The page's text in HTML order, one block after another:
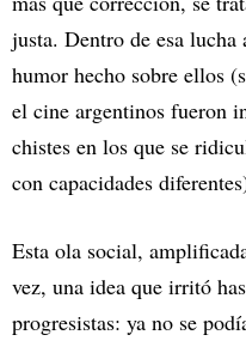
justa. Dentro de esa lucha
humor hecho sobre ellos
el cine argentinos fueron
chistes en los que se
con capacidades
Esta ola social,
vez, una idea que irritó
progresistas: ya no se